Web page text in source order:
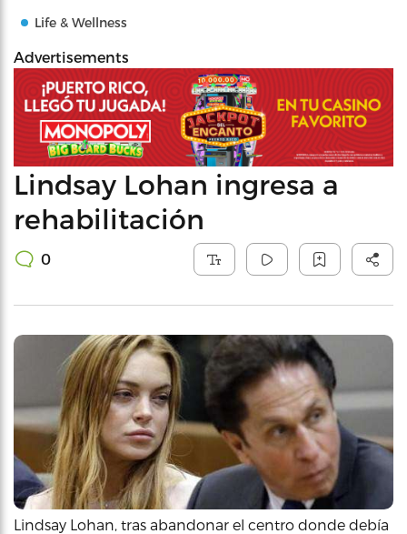
Life & Wellness
Advertisements
Lindsay Lohan ingresa a
rehabilitación
0
Lindsay Lohan, tras abandonar el centro donde debía